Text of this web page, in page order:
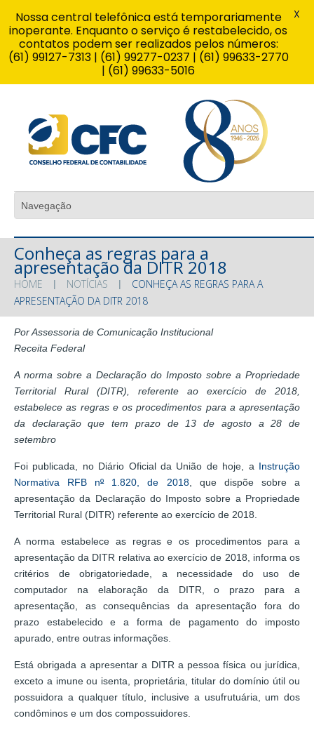
Conheça as regras para a
apresentação da DITR 2018
HOME NOTÍCIAS
CONHEÇA AS REGRAS PARA A
APRESENTAÇÃO DA DITR 2018
Por Assessoria de Comunicação Institucional
Receita Federal
A norma sobre a Declaração do Imposto sobre a Propriedade
Territorial Rural (DITR), referente ao exercício de 2018,
estabelece as regras e os procedimentos para a apresentação
da declaração que tem prazo de 13 de agosto a 28 de
setembro
Foi publicada, no Diário Oficial da União de hoje, a Instrução
Normativa RFB nº1.820, de 2018, que dispõe sobre a
apresentação da Declaração do Imposto sobre a Propriedade
Territorial Rural (DITR) referente ao exercício de 2018.
A norma estabelece as regras e os procedimentos para a
apresentação da DITR relativa ao exercício de 2018, informa os
critérios de obrigatoriedade, a necessidade do uso de
computador na elaboração da DITR, o prazo para a
apresentação, as consequências da apresentação fora do
prazo estabelecido e a forma de pagamento do imposto
apurado, entre outras informações.
Está obrigada a apresentar a DITR a pessoa física ou jurídica,
exceto a imune ou isenta, proprietária, titular do domínio útil ou
possuidora a qualquer título, inclusive a usufrutuária, um dos
condôminos e um dos compossuidores.
Nossa central telefônica está temporariamente
inoperante. Enquanto o serviço é restabelecido, os
contatos podem ser realizados pelos números:
(61) 99127-7313 | (61) 99277-0237 | (61) 99633-2770
| (61) 99633-5016
X